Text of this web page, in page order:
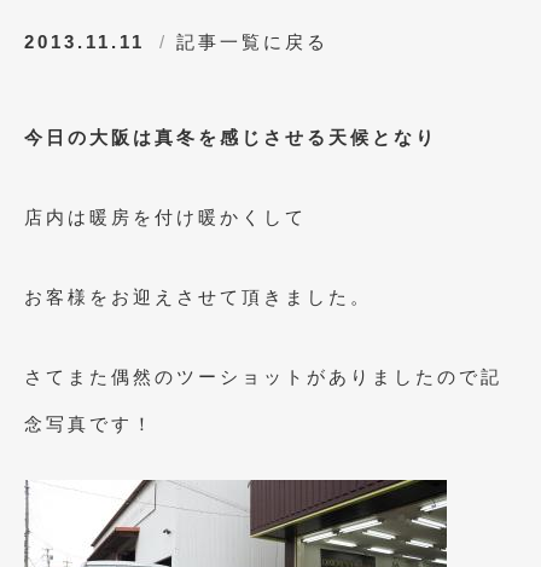
2024年7月 (1)
2024年1月(1)
2023年11月 (1)
2023年10月
2023年9月(1)
2023年8月
2013.11.11 記事一覧に戻る
今日の大阪は真冬を感じさせる天候となり
店内は暖房を付け暖かくして
お客様をお迎えさせて頂きました。
さてまた偶然のツーショットがありましたので記
念写真です！